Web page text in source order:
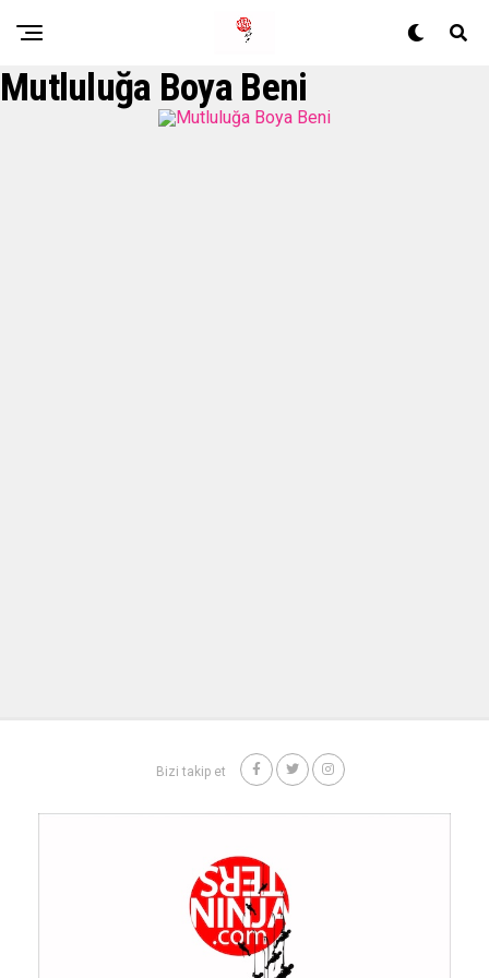
Mutluluğa Boya Beni
Bizi takip et